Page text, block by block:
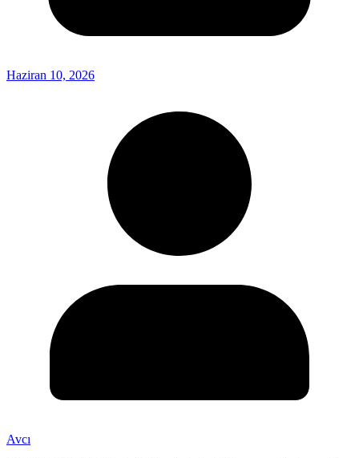
Haziran 10, 2026
Avcı